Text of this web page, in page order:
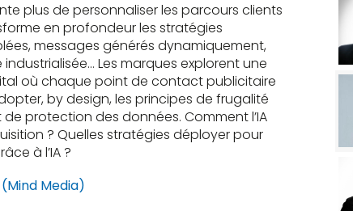
plus de personnaliser les parcours clients
en profondeur les stratégies
messages générés dynamiquement,
Les marques explorent une
où chaque point de contact publicitaire
by design, les principes de frugalité
protection des données. Comment l’IA
? Quelles stratégies déployer pour
à l’IA ?
Media)